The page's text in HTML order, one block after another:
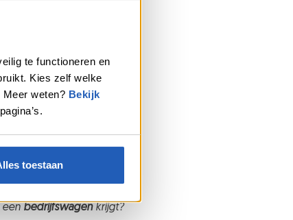
te functioneren en
Kies zelf welke
Meer weten? Bekijk
toestaan
een groot plezier
voor de planeet.
Blablacar
Zonder u zou uw
een bedrijfswagenkrijgt?